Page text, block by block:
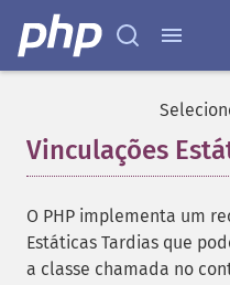
Vinculações
O PHP implementa um
Estáticas Tardias que
a classe chamada no